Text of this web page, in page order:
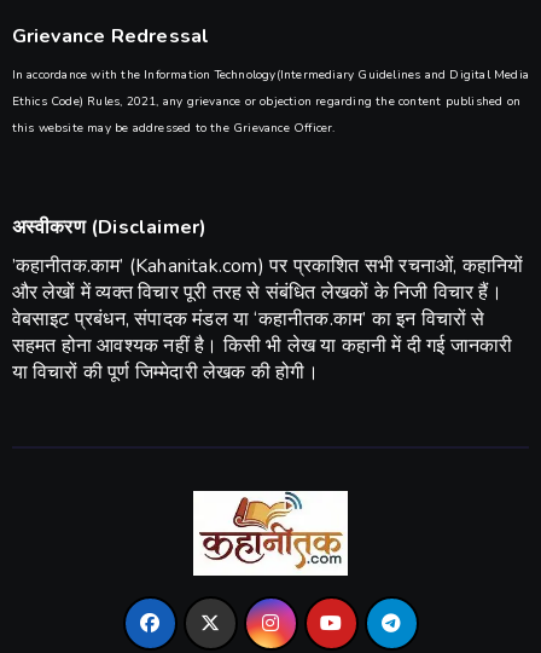
Grievance Redressal
In accordance with the Information Technology(Intermediary Guidelines and Digital Media
Ethics Code) Rules, 2021, any grievance or objection regarding the content published on
this website may be addressed to the Grievance Officer.
अस्वीकरण (Disclaimer)
​’कहानीतक.काम’ (Kahanitak.com) पर प्रकाशित सभी रचनाओं, कहानियों
और लेखों में व्यक्त विचार पूरी तरह से संबंधित लेखकों के निजी विचार हैं।
वेबसाइट प्रबंधन, संपादक मंडल या ‘कहानीतक.काम’ का इन विचारों से
सहमत होना आवश्यक नहीं है। किसी भी लेख या कहानी में दी गई जानकारी
या विचारों की पूर्ण जिम्मेदारी लेखक की होगी।